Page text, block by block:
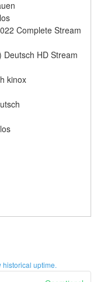
Complete Stream
HD Stream
kinox
historical uptime.